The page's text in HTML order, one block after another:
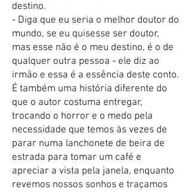
destino.
- Diga que eu seria o melhor doutor do
mundo, se eu quisesse ser doutor,
mas esse não é o meu destino, é o de
qualquer outra pessoa - ele diz ao
irmão e essa é a essência deste conto.
É também uma história diferente do
que o autor costuma entregar,
trocando o horror e o medo pela
necessidade que temos às vezes de
parar numa lanchonete de beira de
estrada para tomar um café e
apreciar a vista pela janela, enquanto
revemos nossos sonhos e traçamos